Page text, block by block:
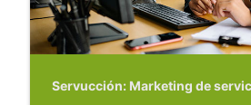
Servucción: Marketing de